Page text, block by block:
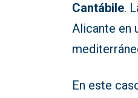
Cantábile.
Alicante en
En este